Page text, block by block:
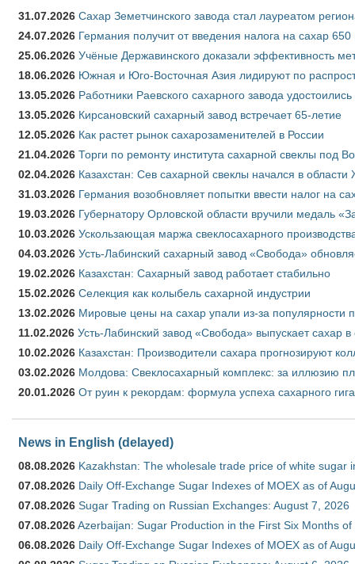
31.07.2026 Сахар Земетчинского завода стал лауреатом
24.07.2026 Германия получит от введения налога на сахар
25.06.2026 Учёные Державинского доказали эффективность
18.06.2026 Южная и Юго-Восточная Азия лидируют по
13.05.2026 Работники Раевского сахарного завода удостоились
13.05.2026 Кирсановский сахарный завод встречает 65-летие
12.05.2026 Как растет рынок сахарозаменителей в России
21.04.2026 Торги по ремонту института сахарной свеклы под
02.04.2026 Казахстан: Сев сахарной свеклы начался в области
31.03.2026 Германия возобновляет попытки ввести налог на
19.03.2026 Губернатору Орловской области вручили медаль
10.03.2026 Ускользающая маржа свеклосахарного
04.03.2026 Усть-Лабинский сахарный завод «Свобода»
19.02.2026 Казахстан: Сахарный завод работает стабильно
15.02.2026 Селекция как колыбель сахарной индустрии
13.02.2026 Мировые цены на сахар упали из-за популярности
11.02.2026 Усть-Лабинский завод «Свобода» выпускает сахар в
10.02.2026 Казахстан: Производители сахара прогнозируют
03.02.2026 Молдова: Свеклосахарный комплекс: за иллюзию
20.01.2026 От руин к рекордам: формула успеха сахарного
News in English (delayed)
08.08.2026 Kazakhstan: The wholesale trade price of white sugar
07.08.2026 Daily Off-Exchange Sugar Indexes of MOEX as of
07.08.2026 Sugar Trading on Russian Exchanges: August 7, 2026
07.08.2026Azerbaijan: Sugar Production in the First Six Months of
06.08.2026 Daily Off-Exchange Sugar Indexes of MOEX as of